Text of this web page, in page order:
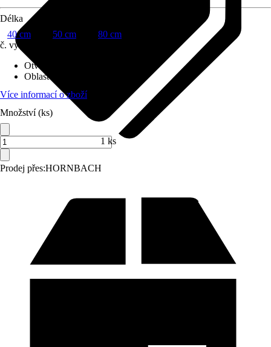
Prodej přes:HORNBACH
Délka
40 cm
50 cm
80 cm
č. výrobku
Otvor ve dnu
Oblast využití
Více informací o zboží
Množství (ks)
1 ks